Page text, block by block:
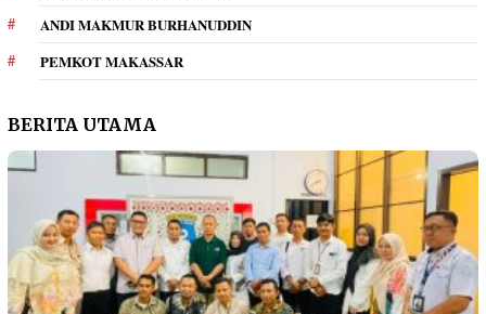
ANDI MAKMUR BURHANUDDIN
PEMKOT MAKASSAR
BERITA UTAMA